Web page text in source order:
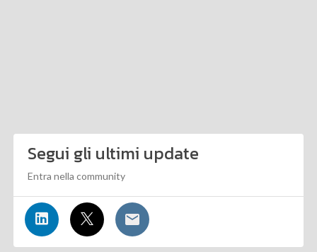
Segui gli ultimi update
Entra nella community